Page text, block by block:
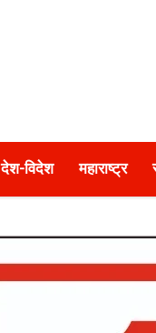
देश-विदेश महाराष्ट्र